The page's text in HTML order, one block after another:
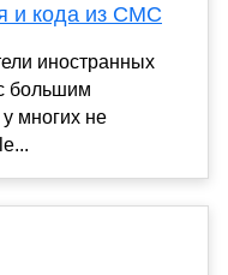
и кода из СМС
иностранных
большим
многих не